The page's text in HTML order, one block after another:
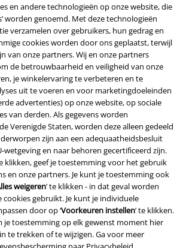
en andere technologieën op onze website, die
worden genoemd. Met deze technologieën
verzamelen over gebruikers, hun gedrag en
cookies worden door ons geplaatst, terwijl
van onze partners. Wij en onze partners
de betrouwbaarheid en veiligheid van onze
je winkelervaring te verbeteren en te
uit te voeren en voor marketingdoeleinden
advertenties) op onze website, op sociale
van derden. Als gegevens worden
Verenigde Staten, worden deze alleen gedeeld
zijn aan een adequaatheidsbesluit
wetgeving en naar behoren gecertificeerd zijn.
klikken, geef je toestemming voor het gebruik
en onze partners. Je kunt je toestemming ook
weigeren’ te klikken - in dat geval worden
cookies gebruikt. Je kunt je individuele
door op ‘Voorkeuren instellen’ te klikken.
je toestemming op elk gewenst moment hier
in te trekken of te wijzigen. Ga voor meer